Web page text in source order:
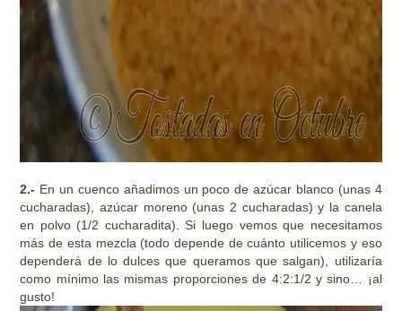
2.- En un cuenco añadimos un poco de azúcar blanco (unas 4
cucharadas), azúcar moreno (unas 2 cucharadas) y la canela
en polvo (1/2 cucharadita). Si luego vemos que necesitamos
más de esta mezcla (todo depende de cuánto utilicemos y eso
dependerá de lo dulces que queramos que salgan), utilizaría
como mínimo las mismas proporciones de 4:2:1/2 y sino… ¡al
gusto!